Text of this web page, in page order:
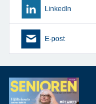
LinkedIn
E-post